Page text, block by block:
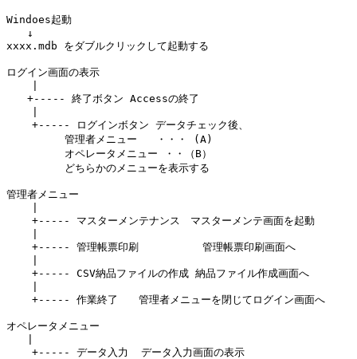
Windoes起動
↓
xxxx.mdb をダブルクリックして起動する
ログイン画面の表示
+----- 終了ボタン Accessの終了
    +----- ログインボタン データチェック後、
管理者メニュー   ・・・ (A)
オペレータメニュー ・・（B）
どちらかのメニューを表示する
管理者メニュー
    +----- マスターメンテナンス　マスターメンテ画面を起動
    +----- 管理帳票印刷          管理帳票印刷画面へ
    +----- CSV納品ファイルの作成 納品ファイル作成画面へ
    +----- 作業終了　　管理者メニューを閉じてログイン画面へ
オペレータメニュー
    +----- データ入力  データ入力画面の表示